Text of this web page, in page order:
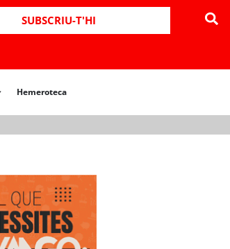
SUBSCRIU-T'HI
Hemeroteca
Hemeroteca